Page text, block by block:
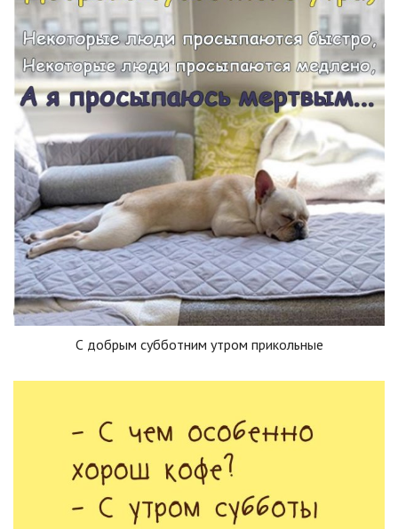
С добрым субботним утром прикольные